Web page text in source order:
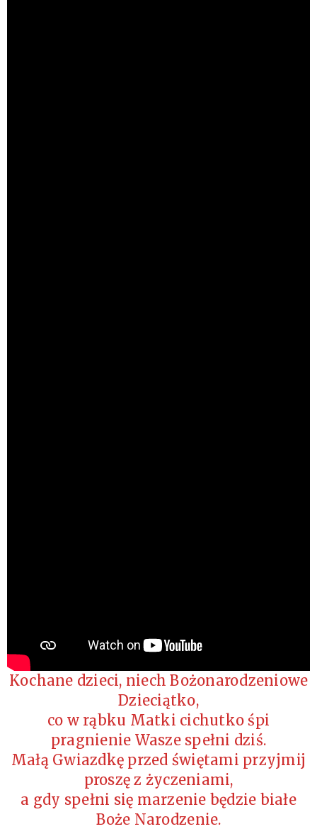
Kochane dzieci, niech Bożonarodzeniowe
Dzieciątko,
co w rąbku Matki cichutko śpi
pragnienie Wasze spełni dziś.
Małą Gwiazdkę przed świętami przyjmij
proszę z życzeniami,
a gdy spełni się marzenie będzie białe
Boże Narodzenie.